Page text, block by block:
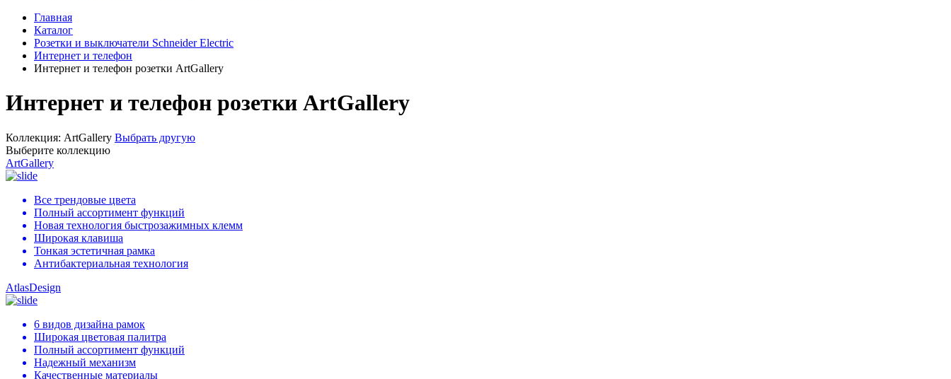
Главная
Каталог
Розетки и выключатели Schneider Electric
Интернет и телефон
Интернет и телефон розетки ArtGallery
Интернет и телефон розетки ArtGallery
Коллекция: ArtGallery Выбрать другую
Выберите коллекцию
ArtGallery
Все трендовые цвета
Полный ассортимент функций
Новая технология быстрозажимных клемм
Широкая клавиша
Тонкая эстетичная рамка
Антибактериальная технология
AtlasDesign
6 видов дизайна рамок
Широкая цветовая палитра
Полный ассортимент функций
Надежный механизм
Качественные материалы